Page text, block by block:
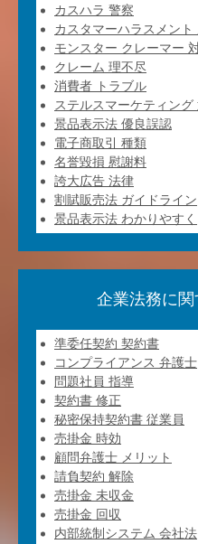
カスハラ 警察
カスタマーハラスメント
モンスター クレーマー
クレーム 理不尽
消費者 トラブル
ステルスマーケティング
景品表示法 優良誤認
電子商取引 種類
名誉毀損 慰謝料
誇大広告 法律
割賦販売法 ガイドライン
景品表示法 わかりやすく
企業法務に
準委任契約 契約書
コンプライアンス 弁護士
問題社員 指導
契約書 修正
秘密保持契約書 従業員
売掛金 時効
顧問弁護士 メリット
請負契約 解除
売掛金 未収金
売掛金 回収
内部統制システム 会社法